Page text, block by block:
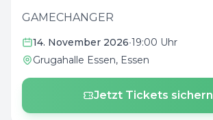
GAMECHANGER
14. November 2026•19:00 Uhr
Grugahalle Essen, Essen
Jetzt Tickets sichern